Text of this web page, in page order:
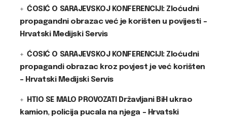
ĆOSIĆ O SARAJEVSKOJ KONFERENCIJI: Zloćudni
propagandni obrazac već je korišten u povijesti –
Hrvatski Medijski Servis
ĆOSIĆ O SARAJEVSKOJ KONFERENCIJI: Zloćudni
propagandi obrazac kroz povjest je već korišten
– Hrvatski Medijski Servis
HTIO SE MALO PROVOZATI Državljani BiH ukrao
kamion, policija pucala na njega – Hrvatski